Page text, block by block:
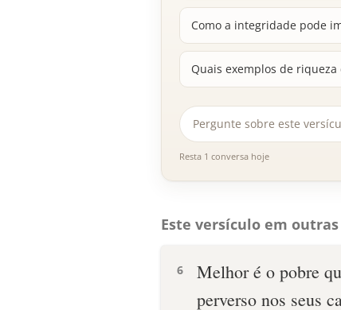
Como a integridade pode
Quais exemplos de
Resta 1 conversa hoje
Este versículo em
6
Melhor é o pobre
perverso nos seus